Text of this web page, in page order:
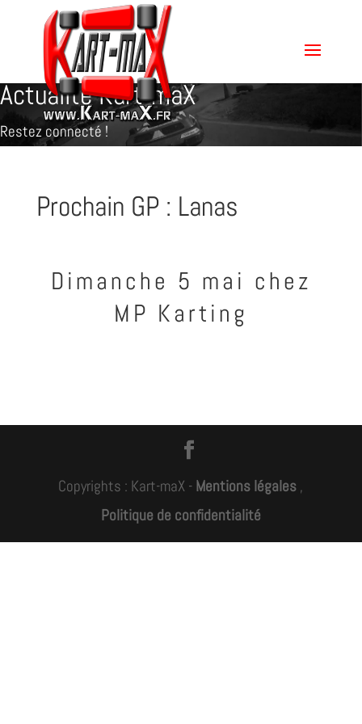
Actualité Kart-maX
Restez connecté !
Prochain GP : Lanas
Dimanche 5 mai chez
MP Karting
Copyrights : Kart-maX - Mentions légales ,
Politique de confidentialité